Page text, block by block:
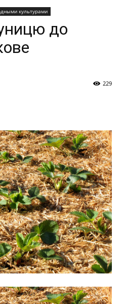
культурами
до
229